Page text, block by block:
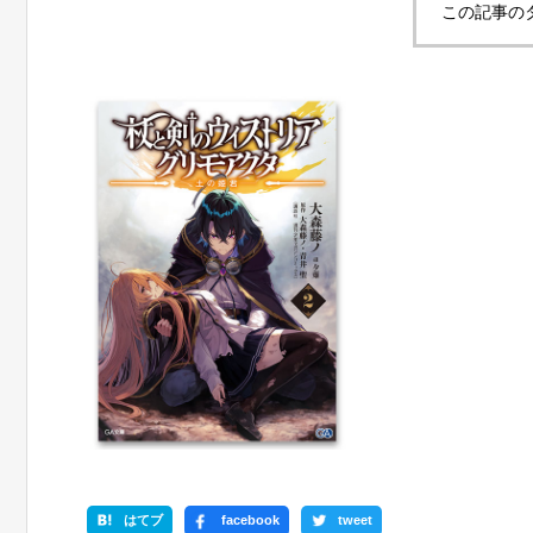
この記事の
はてブ facebook tweet